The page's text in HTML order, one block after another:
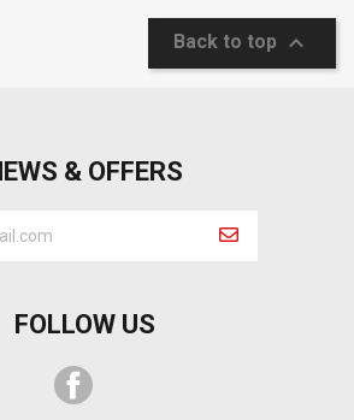
Back to top 
& OFFERS
FOLLOW US
Facebook